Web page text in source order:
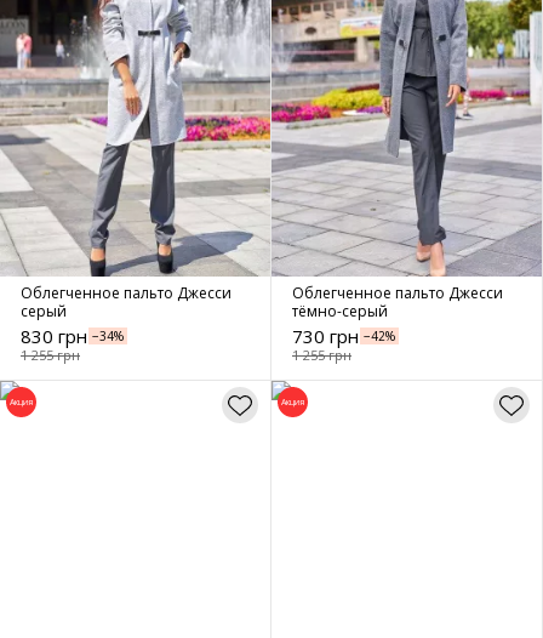
Облегченное пальто Джесси
серый
830 грн
1 255 грн
−34%
Облегченное пальто Джесси
тёмно-серый
730 грн
1 255 грн
−42%
Акция Акция